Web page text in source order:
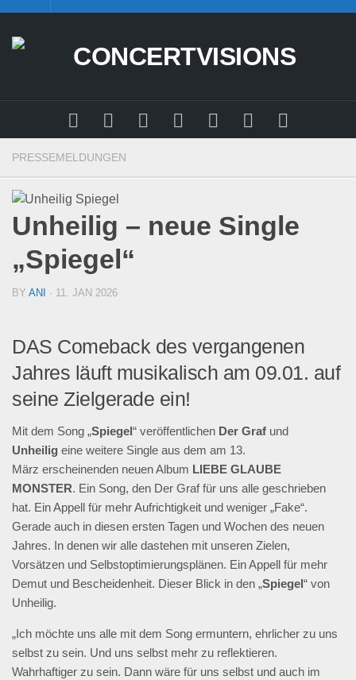
content
PRESSEMELDUNGEN
Unheilig – neue Single
„Spiegel“
BY ANI · 11. JAN 2026
DAS Comeback des vergangenen
Jahres läuft musikalisch am 09.01. auf
seine Zielgerade ein!
Mit dem Song „Spiegel“ veröffentlichen Der Graf und
Unheilig eine weitere Single aus dem am 13.
März erscheinenden neuen Album LIEBE GLAUBE
MONSTER. Ein Song, den Der Graf für uns alle geschrieben
hat. Ein Appell für mehr Aufrichtigkeit und weniger „Fake“.
Gerade auch in diesen ersten Tagen und Wochen des neuen
Jahres. In denen wir alle dastehen mit unseren Zielen,
Vorsätzen und Selbstoptimierungsplänen. Ein Appell für mehr
Demut und Bescheidenheit. Dieser Blick in den „Spiegel“ von
Unheilig.
„Ich möchte uns alle mit dem Song ermuntern, ehrlicher zu uns
selbst zu sein. Und uns selbst mehr zu reflektieren.
Wahrhaftiger zu sein. Dann wäre für uns selbst und auch im